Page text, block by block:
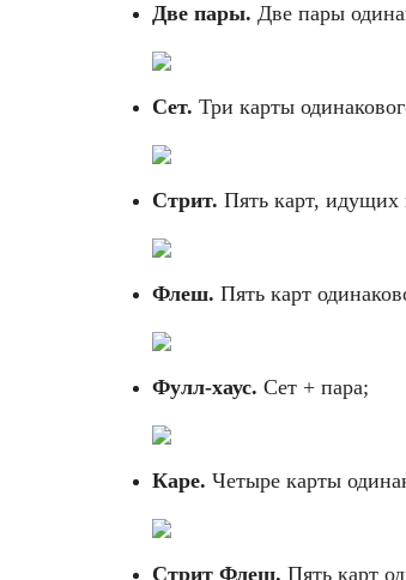
Две пары. Две пары
Сет. Три карты
Стрит. Пять карт, идущих
Флеш. Пять карт
Фулл-хаус. Сет + пара;
Каре. Четыре карты
Стрит Флеш. Пять карт